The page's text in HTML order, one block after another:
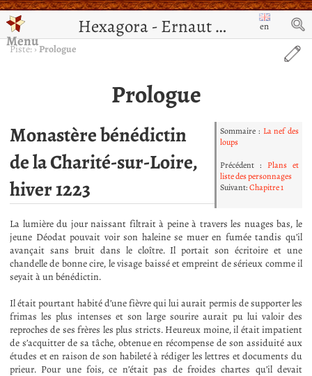
Hexagora - Ernaut de Jérusalem
Menu
en
Piste:›Prologue
Prologue
Sommaire : La nef des
loups
Précédent : Plans et
liste des personnages
Suivant:Chapitre 1
Monastère bénédictin
de la Charité-sur-Loire,
hiver 1223
La lumière du jour naissant filtrait à peine à travers les nuages bas, le
jeune Déodat pouvait voir son haleine se muer en fumée tandis qu’il
avançait sans bruit dans le cloître. Il portait son écritoire et une
chandelle de bonne cire, le visage baissé et empreint de sérieux comme il
seyait à un bénédictin.
Il était pourtant habité d’une fièvre qui lui aurait permis de supporter les
frimas les plus intenses et son large sourire aurait pu lui valoir des
reproches de ses frères les plus stricts. Heureux moine, il était impatient
de s’acquitter de sa tâche, obtenue en récompense de son assiduité aux
études et en raison de son habileté à rédiger les lettres et documents du
prieur. Pour une fois, ce n’était pas de froides chartes qu’il devait